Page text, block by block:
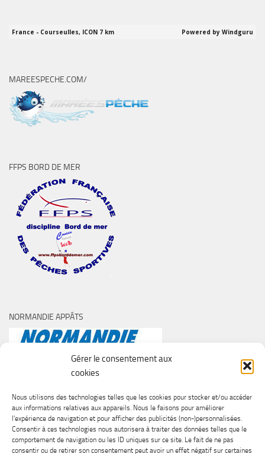
Gérer le consentement aux
cookies
Nous utilisons des technologies telles que les cookies pour stocker et/ou accéder
aux informations relatives aux appareils. Nous le faisons pour améliorer
l’expérience de navigation et pour afficher des publicités (non-)personnalisées.
Consentir à ces technologies nous autorisera à traiter des données telles que le
comportement de navigation ou les ID uniques sur ce site. Le fait de ne pas
consentir ou de retirer son consentement peut avoir un effet négatif sur certaines
MAREESPECHE.COM/
FFPS BORD DE MER
NORMANDIE APPÂTS